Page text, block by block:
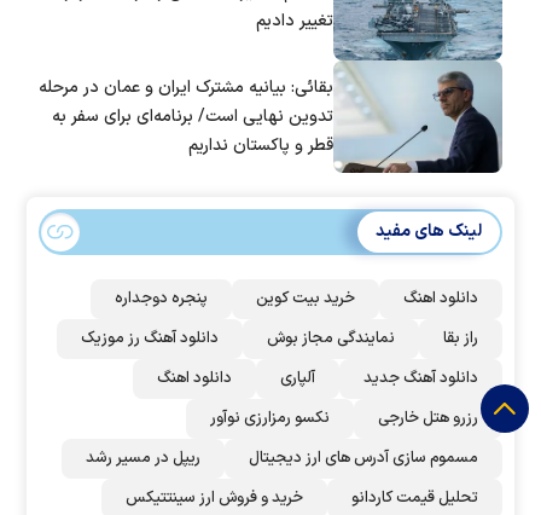
تغییر دادیم
بقائی: بیانیه مشترک ایران و عمان در مرحله
تدوین نهایی است/ برنامه‌ای برای سفر به
قطر و پاکستان نداریم
لینک های مفید
دانلود اهنگ خرید بیت کوین
پنجره دوجداره
راز بقا
نمایندگی مجاز بوش
دانلود آهنگ رز‌ موزیک
دانلود آهنگ جدید
آلپاری
دانلود اهنگ
رزرو هتل خارجی
نکسو رمزارزی نوآور
مسموم سازی آدرس های ارز دیجیتال
ریپل در مسیر رشد
تحلیل قیمت کاردانو
خرید و فروش ارز سینتتیکس